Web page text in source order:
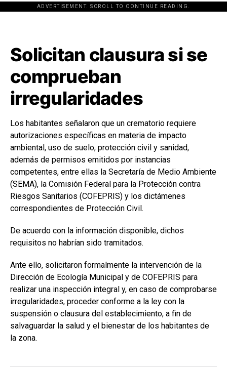
ADVERTISEMENT. SCROLL TO CONTINUE READING.
[adsforwp id="243463"]
Solicitan clausura si se
comprueban
irregularidades
Los habitantes señalaron que un crematorio requiere
autorizaciones específicas en materia de impacto
ambiental, uso de suelo, protección civil y sanidad,
además de permisos emitidos por instancias
competentes, entre ellas la Secretaría de Medio Ambiente
(SEMA), la Comisión Federal para la Protección contra
Riesgos Sanitarios (COFEPRIS) y los dictámenes
correspondientes de Protección Civil.
De acuerdo con la información disponible, dichos
requisitos no habrían sido tramitados.
Ante ello, solicitaron formalmente la intervención de la
Dirección de Ecología Municipal y de COFEPRIS para
realizar una inspección integral y, en caso de comprobarse
irregularidades, proceder conforme a la ley con la
suspensión o clausura del establecimiento, a fin de
salvaguardar la salud y el bienestar de los habitantes de
la zona.